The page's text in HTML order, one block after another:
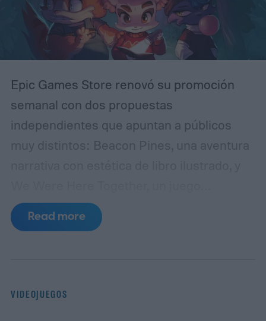
Epic Games Store renovó su promoción
semanal con dos propuestas
independientes que apuntan a públicos
muy distintos: Beacon Pines, una aventura
cooperativo de puzles que solo puede
disfrutarse en compañía de otra persona.
Read more
VIDEOJUEGOS